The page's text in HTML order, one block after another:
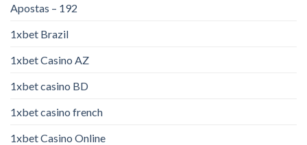
Apostas – 192
1xbet Brazil
1xbet Casino AZ
1xbet casino BD
1xbet casino french
1xbet Casino Online